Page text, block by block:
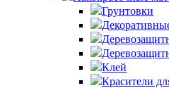
Грунтовки
Клей
Красители